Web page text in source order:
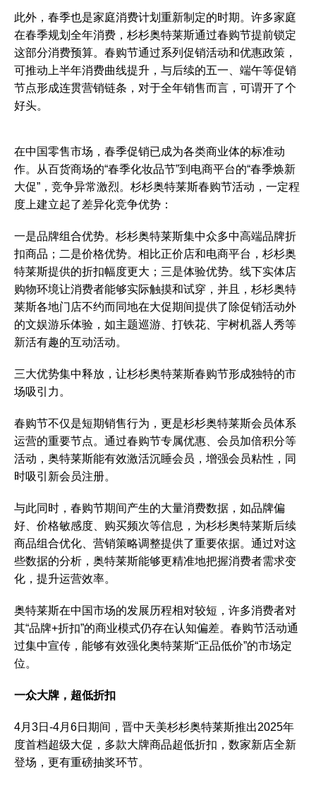
此外，春季也是家庭消费计划重新制定的时期。许多家庭
在春季规划全年消费，杉杉奥特莱斯通过春购节提前锁定
这部分消费预算。春购节通过系列促销活动和优惠政策，
可推动上半年消费曲线提升，与后续的五一、端午等促销
节点形成连贯营销链条，对于全年销售而言，可谓开了个
好头。
在中国零售市场，春季促销已成为各类商业体的标准动
作。从百货商场的“春季化妆品节”到电商平台的“春季焕新
大促”，竞争异常激烈。杉杉奥特莱斯春购节活动，一定程
度上建立起了差异化竞争优势：
一是品牌组合优势。杉杉奥特莱斯集中众多中高端品牌折
扣商品；二是价格优势。相比正价店和电商平台，杉杉奥
特莱斯提供的折扣幅度更大；三是体验优势。线下实体店
购物环境让消费者能够实际触摸和试穿，并且，杉杉奥特
莱斯各地门店不约而同地在大促期间提供了除促销活动外
的文娱游乐体验，如主题巡游、打铁花、宇树机器人秀等
新活有趣的互动活动。
三大优势集中释放，让杉杉奥特莱斯春购节形成独特的市
场吸引力。
春购节不仅是短期销售行为，更是杉杉奥特莱斯会员体系
运营的重要节点。通过春购节专属优惠、会员加倍积分等
活动，奥特莱斯能有效激活沉睡会员，增强会员粘性，同
时吸引新会员注册。
与此同时，春购节期间产生的大量消费数据，如品牌偏
好、价格敏感度、购买频次等信息，为杉杉奥特莱斯后续
商品组合优化、营销策略调整提供了重要依据。通过对这
些数据的分析，奥特莱斯能够更精准地把握消费者需求变
化，提升运营效率。
奥特莱斯在中国市场的发展历程相对较短，许多消费者对
其“品牌+折扣”的商业模式仍存在认知偏差。春购节活动通
过集中宣传，能够有效强化奥特莱斯“正品低价”的市场定
位。
一众大牌，超低折扣
4月3日-4月6日期间，晋中天美杉杉奥特莱斯推出2025年
度首档超级大促，多款大牌商品超低折扣，数家新店全新
登场，更有重磅抽奖环节。